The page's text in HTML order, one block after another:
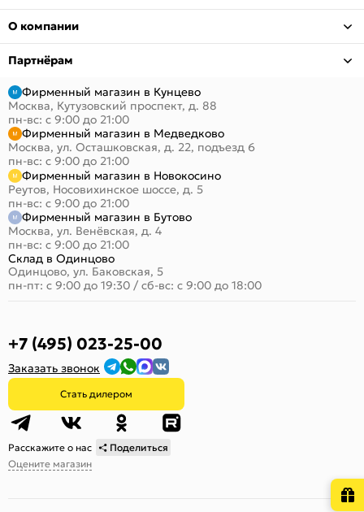
О компании
Партнёрам
Фирменный магазин в Кунцево
Москва, Кутузовский проспект, д. 88
пн-вс: с 9:00 до 21:00
Фирменный магазин в Медведково
Москва, ул. Осташковская, д. 22, подъезд 6
пн-вс: с 9:00 до 21:00
Фирменный магазин в Новокосино
Реутов, Носовихинское шоссе, д. 5
пн-вс: с 9:00 до 21:00
Фирменный магазин в Бутово
Москва, ул. Венёвская, д. 4
пн-вс: с 9:00 до 21:00
Склад в Одинцово
Одинцово, ул. Баковская, 5
пн-пт: с 9:00 до 19:30 / сб-вс: с 9:00 до 18:00
+7 (495) 023-25-00
Заказать звонок
Стать дилером
Расскажите о нас
Поделиться
Оцените магазин